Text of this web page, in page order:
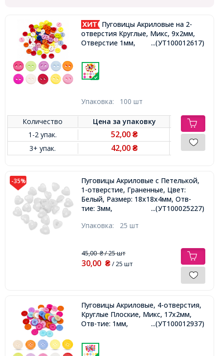
Пуговицы Акриловые на 2-
отверстия Круглые, Микс, 9x2мм,
Отверстие 1мм,
...(УТ100012617)
Упаковка: 100 шт
Количество Цена заупаковку
1-2 упак.
52,00₴
3+ упак. 42,00₴
-35%
Пуговицы Акриловые с Петелькой,
1-отверстие, Граненные, Цвет:
Белый, Размер: 18х18х4мм, Отв-
тие: 3мм,
...(УТ100025227)
Упаковка: 25 шт
45,00₴/ 25 шт
30,00 ₴/ 25 шт
Пуговицы Акриловые, 4-отверстия,
Круглые Плоские, Микс, 17x2мм,
Отв-тие: 1мм,
...(УТ100012937)